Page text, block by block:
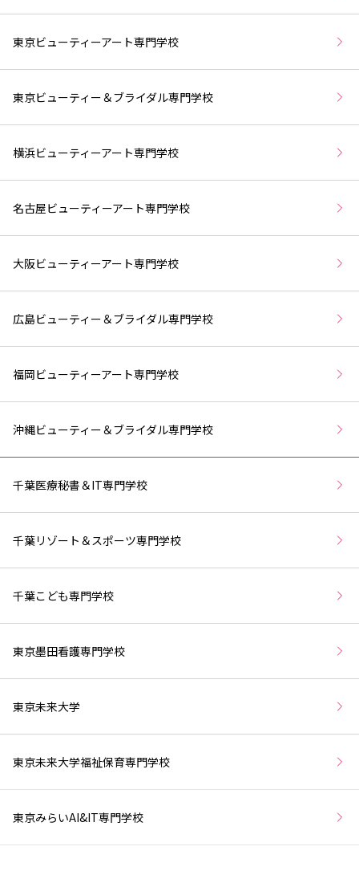
東京ビューティーアート専門学校
東京ビューティー＆ブライダル専門学校
横浜ビューティーアート専門学校
名古屋ビューティーアート専門学校
大阪ビューティーアート専門学校
広島ビューティー＆ブライダル専門学校
福岡ビューティーアート専門学校
沖縄ビューティー＆ブライダル専門学校
千葉医療秘書＆IT専門学校
千葉リゾート＆スポーツ専門学校
千葉こども専門学校
東京墨田看護専門学校
東京未来大学
東京未来大学福祉保育専門学校
東京みらいAI&IT専門学校